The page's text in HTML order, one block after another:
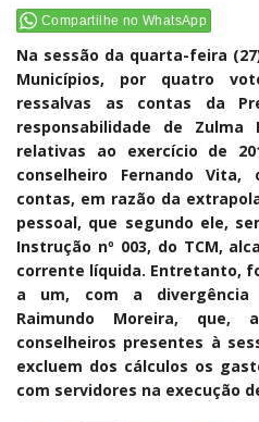
Compartilhe no WhatsApp
Na sessão da quarta-feira
Municípios, por quatro
ressalvas as contas da
responsabilidade de Zulma
relativas ao exercício de
conselheiro Fernando
contas, em razão da
pessoal, que segundo ele,
Instrução nº 003, do TCM,
corrente líquida. Entretanto,
a um, com a divergência
Raimundo Moreira, que,
conselheiros presentes à
excluem dos cálculos os
com servidores na execução